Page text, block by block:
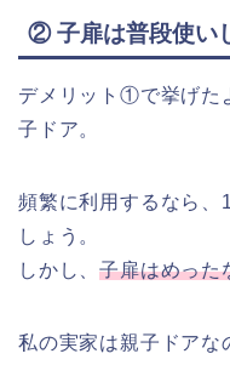
② 子扉は普段使い
デメリット①で挙げた
子ドア。
頻繁に利用するなら、
しょう。
しかし、子扉はめった
私の実家は親子ドアな